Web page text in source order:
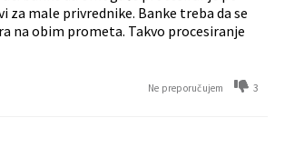
male privrednike. Banke treba da se
na obim prometa. Takvo procesiranje
Ne preporučujem 3